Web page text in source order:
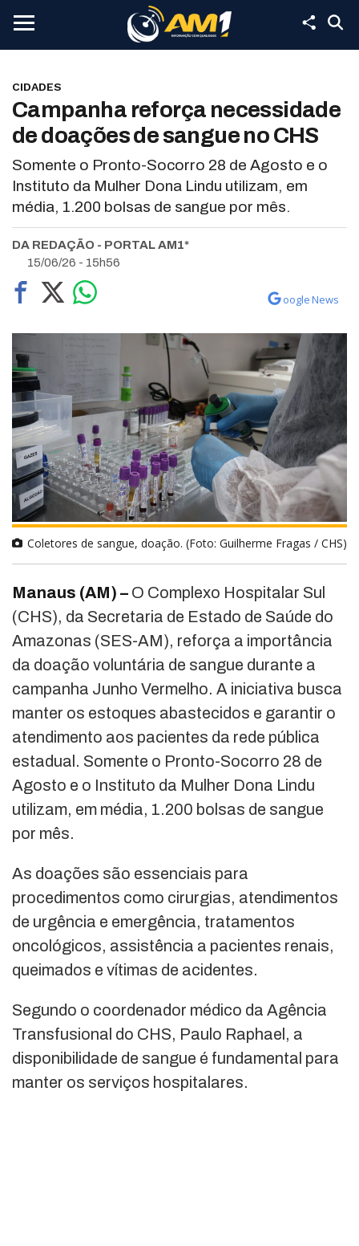
CIDADES
Campanha reforça necessidade
de doações de sangue no CHS
Somente o Pronto-Socorro 28 de Agosto e o
Instituto da Mulher Dona Lindu utilizam, em
média, 1.200 bolsas de sangue por mês.
DA REDAÇÃO - PORTAL AM1*
15/06/26 - 15h56
oogle News
Coletores de sangue, doação. (Foto: Guilherme Fragas / CHS)
Manaus (AM) – O Complexo Hospitalar Sul
(CHS), da Secretaria de Estado de Saúde do
Amazonas (SES-AM), reforça a importância
da doação voluntária de sangue durante a
campanha Junho Vermelho. A iniciativa busca
manter os estoques abastecidos e garantir o
atendimento aos pacientes da rede pública
estadual. Somente o Pronto-Socorro 28 de
Agosto e o Instituto da Mulher Dona Lindu
utilizam, em média, 1.200 bolsas de sangue
por mês.
As doações são essenciais para
procedimentos como cirurgias, atendimentos
de urgência e emergência, tratamentos
oncológicos, assistência a pacientes renais,
queimados e vítimas de acidentes.
Segundo o coordenador médico da Agência
Transfusional do CHS, Paulo Raphael, a
disponibilidade de sangue é fundamental para
manter os serviços hospitalares.